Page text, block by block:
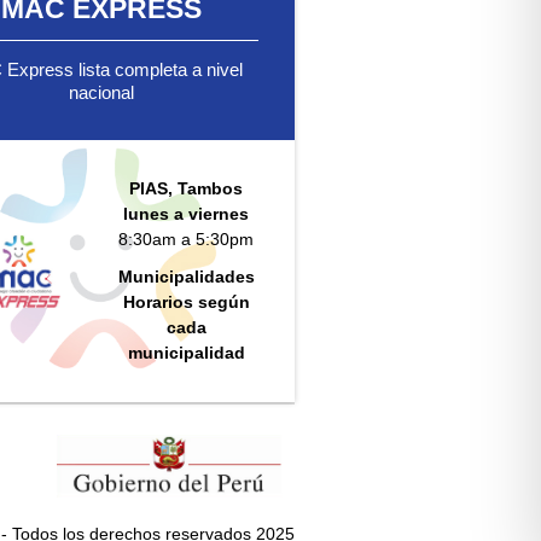
MAC EXPRESS
Express lista completa a nivel
nacional
PIAS, Tambos
lunes a viernes
8:30am a 5:30pm
Municipalidades
Horarios según
cada
municipalidad
Todos los derechos reservados 2025